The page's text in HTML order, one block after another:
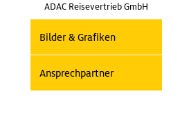
ADAC Reisevertrieb GmbH
Bilder & Grafiken
Ansprechpartner